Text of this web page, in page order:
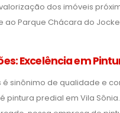
dos imóveis
ao Parque Chácara do
Excelência em
é sinônimo de qualidade e
pintura predial em Vila